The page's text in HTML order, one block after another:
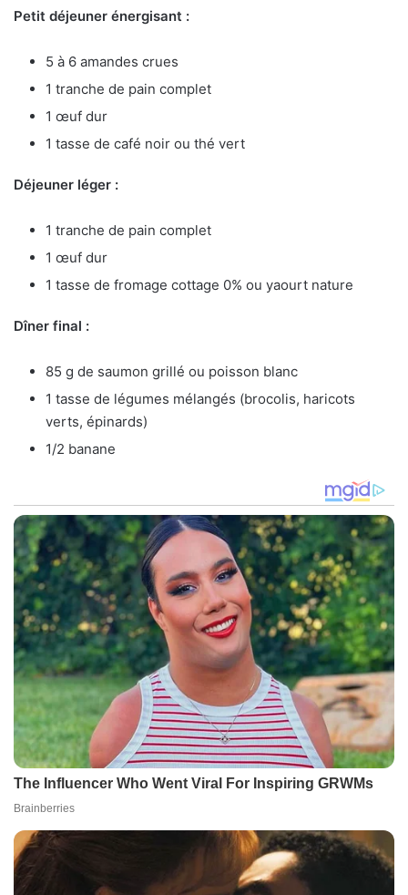
Petit déjeuner énergisant :
5 à 6 amandes crues
1 tranche de pain complet
1 œuf dur
1 tasse de café noir ou thé vert
Déjeuner léger :
1 tranche de pain complet
1 œuf dur
1 tasse de fromage cottage 0% ou yaourt nature
Dîner final :
85 g de saumon grillé ou poisson blanc
1 tasse de légumes mélangés (brocolis, haricots
verts, épinards)
1/2 banane